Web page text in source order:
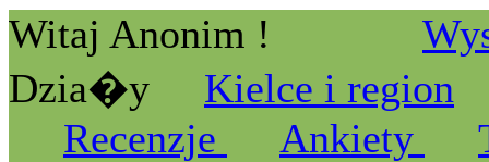
Witaj Anonim !
Dzia�y
Kielce i region
Recenzje
Ankiety